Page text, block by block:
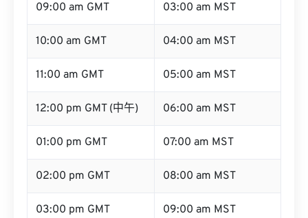
09:00 am GMT 03:00 am MST
10:00 am GMT 04:00 am MST
11:00 am GMT 05:00 am MST
12:00 pm GMT (中午) 06:00 am MST
01:00 pm GMT 07:00 am MST
02:00 pm GMT 08:00 am MST
03:00 pm GMT 09:00 am MST